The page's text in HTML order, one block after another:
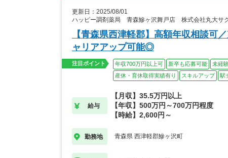
更新日：2025/08/01
ハッピー調剤薬局 青森鰺ヶ沢舞戸店 株式会社丸大サ
【青森県西津軽郡】高額年収相談可
ャリアアップ可能◎
注目ポイント 年収700万円以上可 新卒も応募可能 未経
産休・育休取得実績有り
スキルアップ 駅
給与
【月収】35.5万円以上
【年収】500万円～700万円程度
【時給】2,600円～
勤務地 青森県 西津軽郡鰺ヶ沢町